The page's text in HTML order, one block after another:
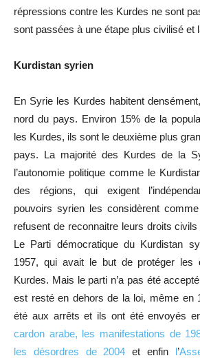
répressions contre les Kurdes ne sont
sont passées à une étape plus civilisé et
Kurdistan syrien
En Syrie les Kurdes habitent
nord du pays. Environ 15% de la
les Kurdes, ils sont le deuxième plus
pays. La majorité des Kurdes de la
l’autonomie politique comme le
des régions, qui exigent l’
pouvoirs syrien les considèrent
refusent de reconnaitre leurs droits
Le Parti démocratique du Kurdistan
1957, qui avait le but de protéger les
Kurdes. Mais le parti n’a pas été
est resté en dehors de la loi, même en
été aux arrêts et ils ont été envoyés
cardon arabe, les manifestations de
les désordres de 2004 et enfin l’